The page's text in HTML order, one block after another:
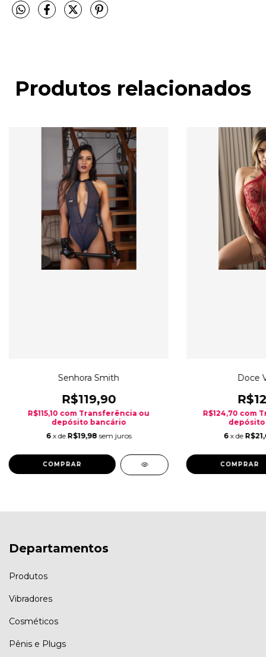
Produtos relacionados
Senhora Smith
R$119,90
R$115,10 com Transferência ou
depósito bancário
6 x de R$19,98 sem juros
COMPRAR
Doce
R$124,70 com
6 x de
COMPRAR
Departamentos
Produtos
Vibradores
Cosméticos
Pênis e Plugs